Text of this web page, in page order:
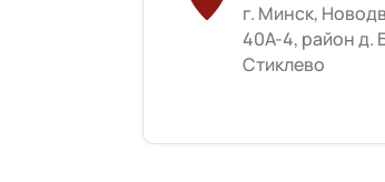
г. Минск,
40А-4, район д.
Стиклево